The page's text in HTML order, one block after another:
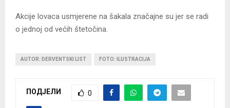
Akcije lovaca usmjerene na šakala značajne su jer se radi
o jednoj od većih štetočina.
AUTOR: DERVENTSKI LIST FOTO: ILUSTRACIJA
ПОДЈЕЛИ 0